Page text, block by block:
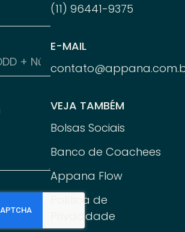
(11) 96441-9375
E-MAIL
VEJA TAMBÉM
Bolsas Sociais
Banco de Coachees
Appana Flow
Política de
Privacidade